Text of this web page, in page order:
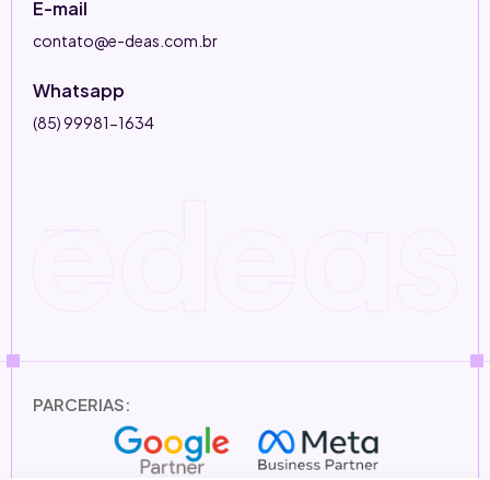
E-mail
contato@e-deas.com.br
Whatsapp
(85) 99981-1634
PARCERIAS: